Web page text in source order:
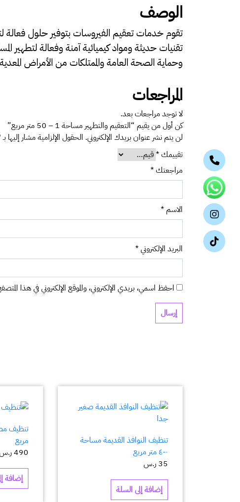
الوصف
تقوم خدمات تعقيم الفيروسات بتوفير حلول فعالة
تقنيات حديثة ومواد كيميائية آمنة وفعالة
وحماية الصحة العامة والممتلكات من الأمراض المعدية
المراجعات
لا توجد مراجعات بعد.
كن أول من يقيم “التعقيم والتطهير مساحة 1 – 50 متر مربع”
لن يتم نشر عنوان بريدك الإلكتروني. الحقول الإلزامية مشار إليها بـ
تقييمك*
مراجعتك*
الاسم *
البريد الإلكتروني*
احفظ اسمي، بريدي الإلكتروني، والموقع الإلكتروني في هذا
تنظيف النوافذ القديمة مساحة
٠-٤ متر مربع
35 ر.س
إضافة إلى السلة
مربع
490
إضافة